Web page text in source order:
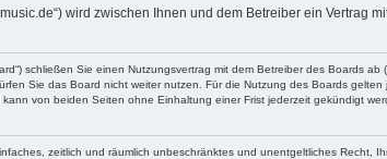
wird zwischen Ihnen und dem Betreiber ein Vertrag
schließen Sie einen Nutzungsvertrag mit dem Betreiber des Boards
Sie das Board nicht weiter nutzen. Für die Nutzung des Boards
von beiden Seiten ohne Einhaltung einer Frist jederzeit gekündigt
zeitlich und räumlich unbeschränktes und unentgeltliches Recht,